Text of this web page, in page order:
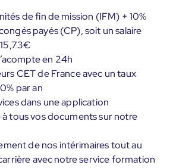
de fin de mission (IFM) + 10%
payés (CP), soit un salaire
en 24h
CET de France avec un taux
par an
dans une application
tous vos documents sur notre
de nos intérimaires tout au
avec notre service formation